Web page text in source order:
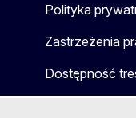
Polityka
Zastrzeżenia
Dostępność